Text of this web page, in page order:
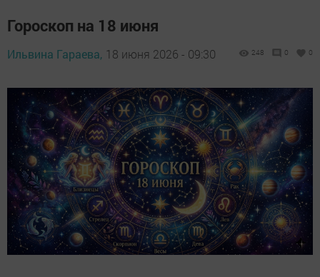
Гороскоп на 18 июня
Ильвина Гараева, 18 июня 2026 - 09:30 248 0 0